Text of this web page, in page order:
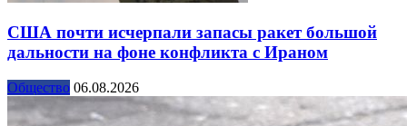
США почти исчерпали запасы ракет большой
дальности на фоне конфликта с Ираном
Общество 06.08.2026